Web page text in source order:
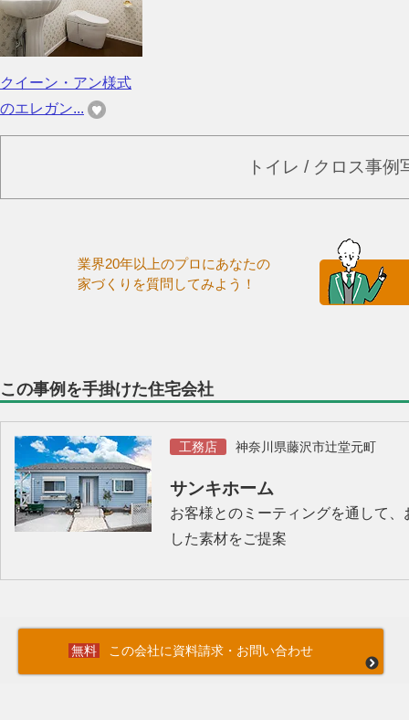
クイーン・アン様式
のエレガン...
トイレ / クロス事
業界20年以上のプロにあなたの
家づくりを質問してみよう！
この事例を手掛けた住宅会社
工務店 神奈川県藤沢市辻堂元町
サンキホーム
お客様とのミーティングを通して
した素材をご提案
この会社に資料請求・お問い合わせ